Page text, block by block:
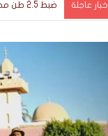
أخبار عاجلة ضبط 2.5 طن مخدرات داخل 9 مخازن سرية في الإسماعيلية بقيمة 1.4 مليار جنيه